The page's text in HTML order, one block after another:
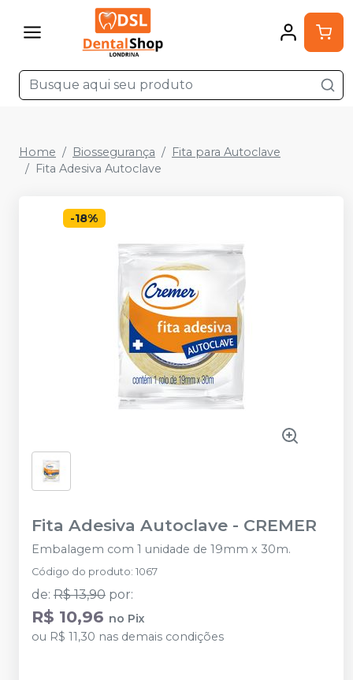
Home Biossegurança
Fita para Autoclave
Fita Adesiva Autoclave
-18%
Fita Adesiva Autoclave - CREMER
Embalagem com 1 unidade de 19mm x 30m.
Código do produto: 1067
de: R$ 13,90 por:
R$ 10,96 no Pix
ou R$ 11,30 nas demais condições